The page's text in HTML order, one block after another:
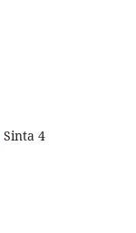
Sinta 4